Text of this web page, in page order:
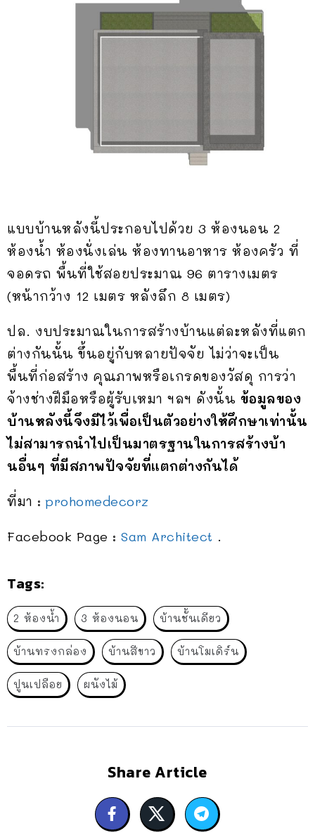
แบบบ้านหลังนี้ประกอบไปด้วย 3 ห้องนอน 2
ห้องน้ำ ห้องนั่งเล่น ห้องทานอาหาร ห้องครัว ที่
จอดรถ พื้นที่ใช้สอยประมาณ 96 ตารางเมตร
(หน้ากว้าง 12 เมตร หลังลึก 8 เมตร)
ปล. งบประมาณในการสร้างบ้านแต่ละหลังที่แตก
ต่างกันนั้น ขึ้นอยู่กับหลายปัจจัย ไม่ว่าจะเป็น
พื้นที่ก่อสร้าง คุณภาพหรือเกรดของวัสดุ การว่า
จ้างช่างฝีมือหรือผู้รับเหมา ฯลฯ ดังนั้น ข้อมูลของ
บ้านหลังนี้จึงมีไว้เพื่อเป็นตัวอย่างให้ศึกษาเท่านั้น
ไม่สามารถนำไปเป็นมาตรฐานในการสร้างบ้า
นอื่นๆ ที่มีสภาพปัจจัยที่แตกต่างกันได้
ที่มา : prohomedecorz
Facebook Page : Sam Architect .
Tags:
2 ห้องน้ำ 3 ห้องนอน บ้านชั้นเดียว
บ้านทรงกล่อง บ้านสีขาว บ้านโมเดิร์น
ปูนเปลือย ผนังไม้
Share Article